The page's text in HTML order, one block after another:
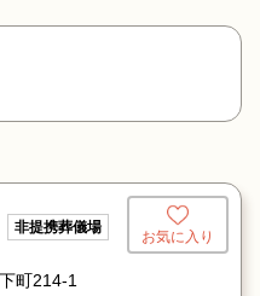
非提携葬儀場
お気に入り
町214-1